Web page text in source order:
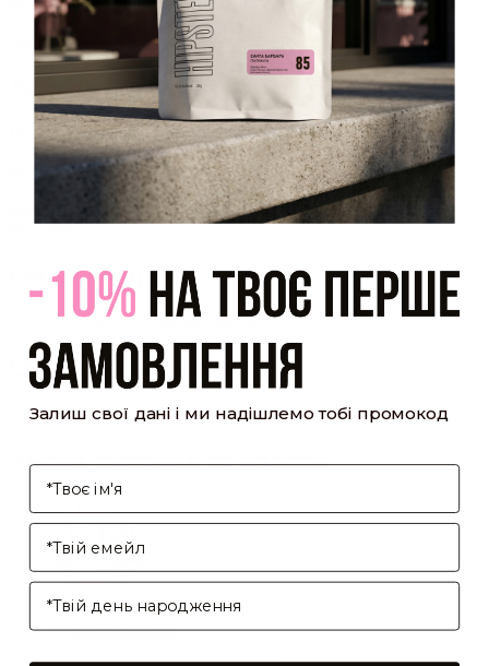
Закрити
Акаунт створено
Ви зареєструвалися на сайті Hipster.coffeeroasters і вже
можете користуватися особистим кабінетом, щоб отримувати
знижки та відстежувати історію замовлень!
мій профіль
Оптовий прайс
[cf7form cf7key="wholesale-popup"]
Обсмажування кави
[cf7form cf7key="roasting-popup"]
Умови доставки та оплати
Самовивіз
Залиш свої дані і ми надішлемо тобі промокод
І'мя
Enter your email address
Birthday